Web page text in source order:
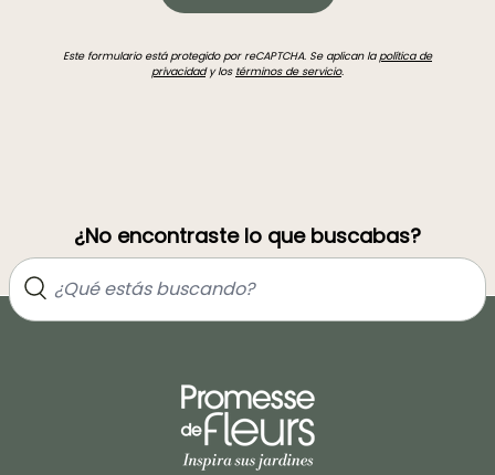
Este formulario está protegido por reCAPTCHA. Se aplican lapolítica de
privacidady los términos de servicio.
¿No encontraste lo que buscabas?